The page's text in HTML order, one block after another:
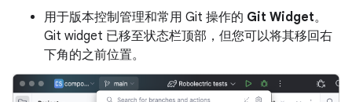
用于版本控制管理和常用 Git 操作的 Git Widget。
Git widget 已移至状态栏顶部，但您可以将其移回右
下角的之前位置。